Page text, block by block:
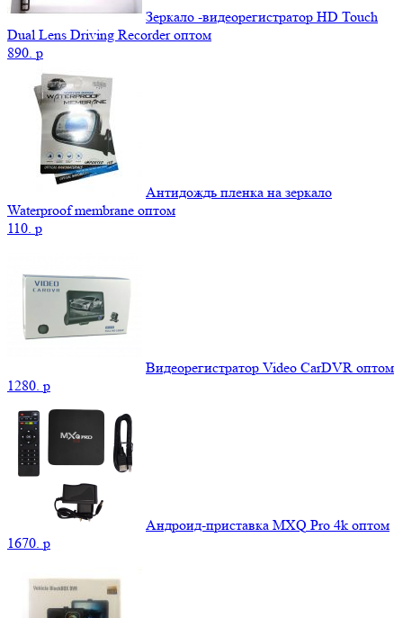
Зеркало -видеорегистратор HD Touch
Dual Lens Driving Recorder оптом
890. p
Антидождь пленка на зеркало
Waterproof membrane оптом
110. p
Видеорегистратор Video CarDVR оптом
1280. p
Андроид-приставка MXQ Pro 4k оптом
1670. p